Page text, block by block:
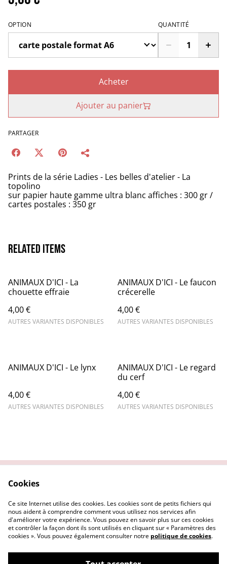
OPTION QUANTITÉ
Acheter
Ajouter au panier
PARTAGER
Prints de la série Ladies - Les belles d'atelier - La
topolino
sur papier haute gamme ultra blanc affiches : 300 gr /
cartes postales : 350 gr
Related items
ANIMAUX D'ICI - La
chouette effraie
4,00 €
AUTRES VARIANTES DISPONIBLES
ANIMAUX D'ICI - Le faucon
crécerelle
4,00 €
AUTRES VARIANTES DISPONIBLES
ANIMAUX D'ICI - Le lynx
4,00 €
AUTRES VARIANTES DISPONIBLES
ANIMAUX D'ICI - Le regard
du cerf
4,00 €
AUTRES VARIANTES DISPONIBLES
Politique de
confidentialité
Politique de cookies
Cookies
Ce site Internet utilise des cookies. Les cookies sont de petits fichiers qui
nous aident à comprendre comment vous utilisez nos services afin
d'améliorer votre expérience. Vous pouvez en savoir plus sur ces cookies
et contrôler la façon dont ils sont utilisés en cliquant sur « Paramètres des
cookies ». Vous pouvez également consulter notre politique de cookies.